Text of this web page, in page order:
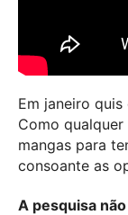
Em janeiro
Como
mangas para
consoante as
A pesquisa